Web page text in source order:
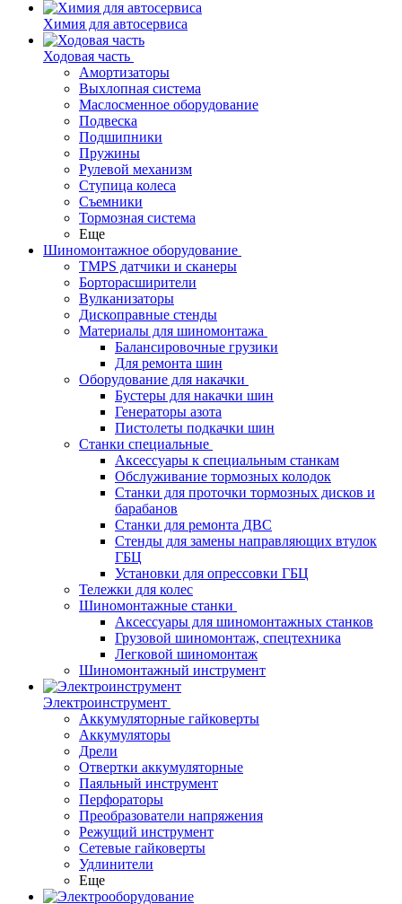
Химия для автосервиса
Ходовая часть
Амортизаторы
Выхлопная система
Маслосменное оборудование
Подвеска
Подшипники
Пружины
Рулевой механизм
Ступица колеса
Съемники
Тормозная система
Еще
Шиномонтажное оборудование
TMPS датчики и сканеры
Борторасширители
Вулканизаторы
Дископравные стенды
Материалы для шиномонтажа
Балансировочные грузики
Для ремонта шин
Оборудование для накачки
Бустеры для накачки шин
Генераторы азота
Пистолеты подкачки шин
Станки специальные
Аксессуары к специальным станкам
Обслуживание тормозных колодок
Станки для проточки тормозных дисков и
барабанов
Станки для ремонта ДВС
Стенды для замены направляющих втулок
ГБЦ
Установки для опрессовки ГБЦ
Тележки для колес
Шиномонтажные станки
Аксессуары для шиномонтажных станков
Грузовой шиномонтаж, спецтехника
Легковой шиномонтаж
Шиномонтажный инструмент
Электроинструмент
Аккумуляторные гайковерты
Аккумуляторы
Дрели
Отвертки аккумуляторные
Паяльный инструмент
Перфораторы
Преобразователи напряжения
Режущий инструмент
Сетевые гайковерты
Удлинители
Еще